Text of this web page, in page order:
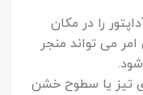
را در مکان
می تواند منجر
تیز یا سطوح خشن